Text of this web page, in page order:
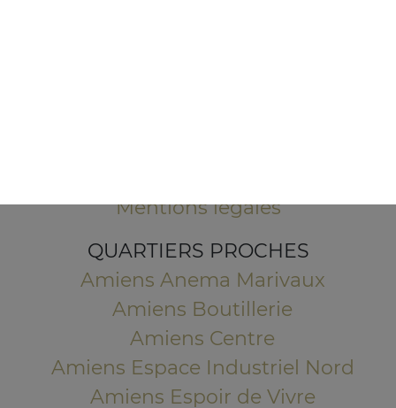
Mentions légales
QUARTIERS PROCHES
Amiens Anema Marivaux
Amiens Boutillerie
Amiens Centre
Amiens Espace Industriel Nord
Amiens Espoir de Vivre